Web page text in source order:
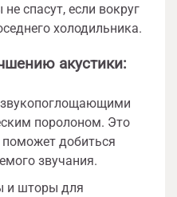
спасут, если вокруг
холодильника.
акустики:
звукопоглощающими
поролоном. Это
добиться
звучания.
и шторы для